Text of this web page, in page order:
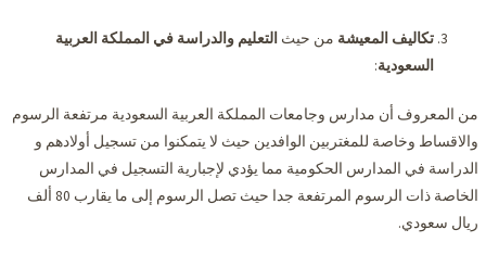
تكاليف المعيشة من حيث التعليم والدراسة في المملكة العربية
السعودية:
من المعروف أن مدارس وجامعات المملكة العربية السعودية مرتفعة الرسوم
والاقساط وخاصة للمغتربين الوافدين حيث لا يتمكنوا من تسجيل أولادهم و
الدراسة في المدارس الحكومية مما يؤدي لإجبارية التسجيل في المدارس
الخاصة ذات الرسوم المرتفعة جدا حيث تصل الرسوم إلى ما يقارب 80 ألف
ريال سعودي.